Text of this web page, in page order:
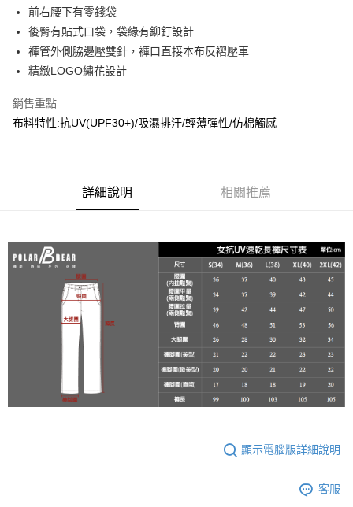
【關於「AFTEE先享後付」】
AFTEE先享後付是「在收到商品之後才付款」的支付方式。 讓您購物簡單
便利好安心！
１．簡單：不需註冊會員、不需綁卡、不需儲值。
２．便利：只要手機號碼，簡訊認證，即可結帳。
【「AFTEE先享後付」結帳流程】
１．於結帳方式選擇「AFTEE先享後付」後，將跳轉至「AFTEE先享後付」
※ 請注意：結帳手續完成當下不需立刻繳費，但若您需要取消訂單，請聯絡
購買商品的店家。未經商家同意取消之訂單仍視為有效，需透過AFTEE先享
是否繳費成功／繳費後需取消欲退款等相關疑問，請聯繫「AFTEE先享後付
客戶支援中心」
https://netprotections.freshdesk.com/support/home
【注意事項】
１．透過由恩沛科技股份有限公司提供之「AFTEE先享後付」服務完成之交
易，需依本服務之必要範圍內提供個人資料，並將交易相關給付款項請求債
權轉讓予恩沛科技股份有限公司。
２．關於個人資料處理事宜，請瀏覽以下網址：
３．未成年的使用者請事先徵得法定代理人或監護人之同意方可使用
「AFTEE先享後付」，若未經同意申辦者引起之損失，本公司不負相關責
任。
運送方式
全家取貨付款
每筆NT$60，滿NT$2,000(含以上)免運費
7-11取貨付款
每筆NT$60，滿NT$2,000(含以上)免運費
前右腰下有零錢袋
後臀有貼式口袋，袋緣有鉚釘設計
褲管外側脇邊壓雙針，褲口直接本布反褶壓車
精緻LOGO繡花設計
銷售重點
布料特性:抗UV(UPF30+)/吸濕排汗/輕薄彈性/仿棉觸感
詳細說明 相關推薦
顯示電腦版詳細說明
客服